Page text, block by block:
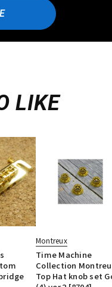
LIKE
Montreux
Time Machine
Collection
Top Hat knob set